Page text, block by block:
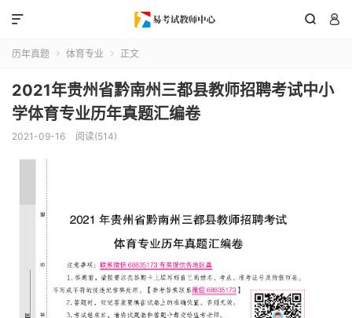
 

历年真题  体育专业  正文
2021年贵州省黔南州三都县教师招聘考试中小
学体育专业历年真题汇编卷
2021-09-16 阅读(514)